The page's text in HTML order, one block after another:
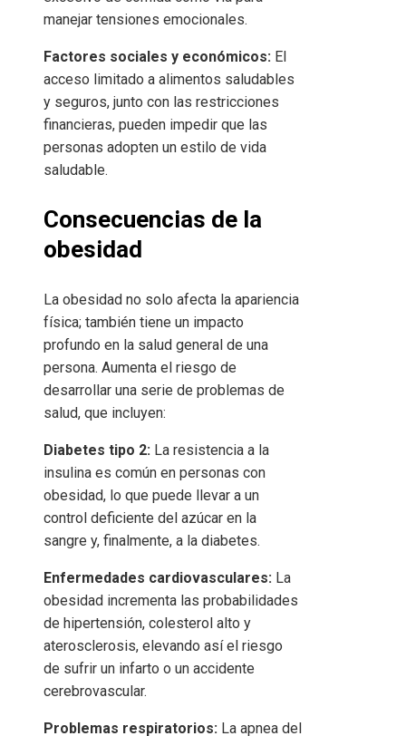
manejar tensiones emocionales.
Factores sociales y económicos: El
acceso limitado a alimentos saludables
y seguros, junto con las restricciones
financieras, pueden impedir que las
personas adopten un estilo de vida
saludable.
Consecuencias de la
obesidad
La obesidad no solo afecta la apariencia
física; también tiene un impacto
profundo en la salud general de una
persona. Aumenta el riesgo de
desarrollar una serie de problemas de
salud, que incluyen:
Diabetes tipo 2: La resistencia a la
insulina es común en personas con
obesidad, lo que puede llevar a un
control deficiente del azúcar en la
sangre y, finalmente, a la diabetes.
Enfermedades cardiovasculares: La
obesidad incrementa las probabilidades
de hipertensión, colesterol alto y
aterosclerosis, elevando así el riesgo
de sufrir un infarto o un accidente
cerebrovascular.
Problemas respiratorios: La apnea del